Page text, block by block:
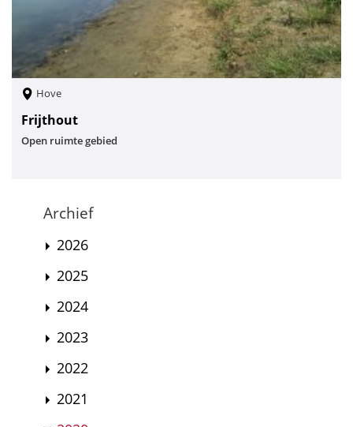
Hove
Frijthout
Open ruimte gebied
Archief
2026
2025
2024
2023
2022
2021